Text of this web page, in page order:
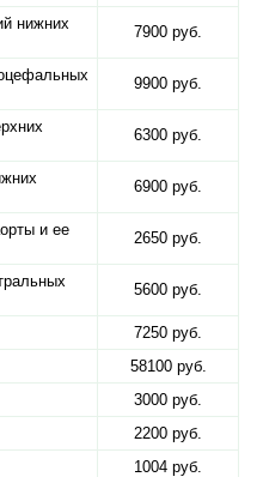
нижних
7900 руб.
9900 руб.
6300 руб.
6900 руб.
и ее
2650 руб.
5600 руб.
7250 руб.
58100 руб.
3000 руб.
2200 руб.
1004 руб.